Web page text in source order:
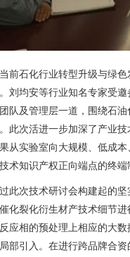
前石化行业转型升级与绿
刘均安等行业知名专家受
队及管理层一道，围绕石
此次活进一步加深了产业
从实验室向大规模、低成
术知识产权正向端点的终端
此次技术研讨会构建起的
化裂化衍生材产技术细节
应相的预处理上相应的大
部引入。在进行跨品牌合